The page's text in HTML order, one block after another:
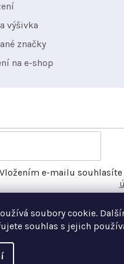
soubory cookie.
souhlas s jejich
výšivka
značky
na e-shop
o nových
Vložením e-mailu souhlasíte